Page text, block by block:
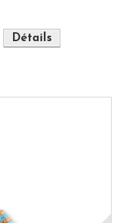
Détails